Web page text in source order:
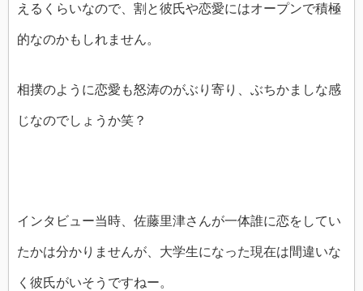
えるくらいなので、割と彼氏や恋愛にはオープンで積極
的なのかもしれません。
相撲のように恋愛も怒涛のがぶり寄り、ぶちかましな感
じなのでしょうか笑？
インタビュー当時、佐藤里津さんが一体誰に恋をしてい
たかは分かりませんが、大学生になった現在は間違いな
く彼氏がいそうですねー。